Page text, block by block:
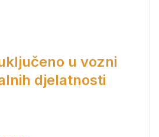
u vozni
djelatnosti